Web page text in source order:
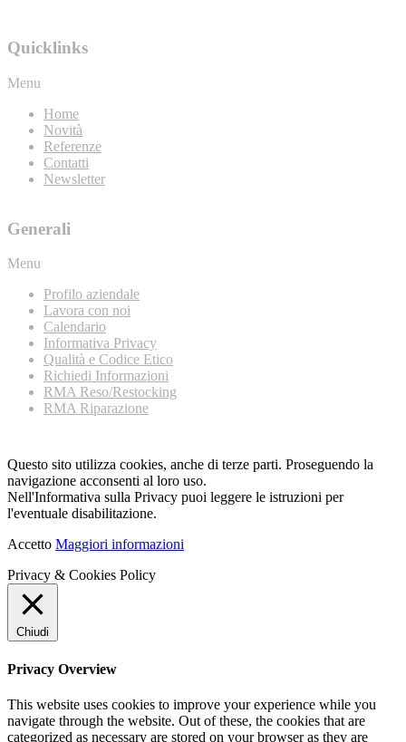
Quicklinks
Menu
Home
Novità
Referenze
Contatti
Newsletter
Generali
Menu
Profilo aziendale
Lavora con noi
Calendario
Informativa Privacy
Qualità e Codice Etico
Richiedi Informazioni
RMA Reso/Restocking
RMA Riparazione
Questo sito utilizza cookies, anche di terze parti. Proseguendo la
navigazione acconsenti al loro uso.
Nell'Informativa sulla Privacy puoi leggere le istruzioni per
l'eventuale disabilitazione.
Accetto Maggiori informazioni
Privacy & Cookies Policy
Chiudi
Privacy Overview
This website uses cookies to improve your experience while you
navigate through the website. Out of these, the cookies that are
categorized as necessary are stored on your browser as they are